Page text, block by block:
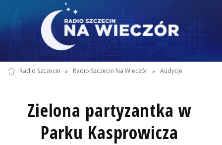
Radio Szczecin » Radio Szczecin Na Wieczór » Audycje
Zielona partyzantka w
Parku Kasprowicza